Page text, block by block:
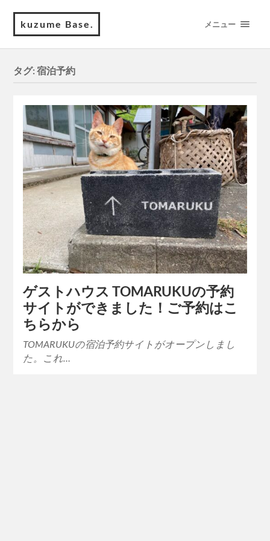
kuzume Base. メニュー
タグ:宿泊予約
ゲストハウス TOMARUKUの予約
サイトができました！ご予約はこ
ちらから
TOMARUKUの宿泊予約サイトがオープンしまし
た。これ…